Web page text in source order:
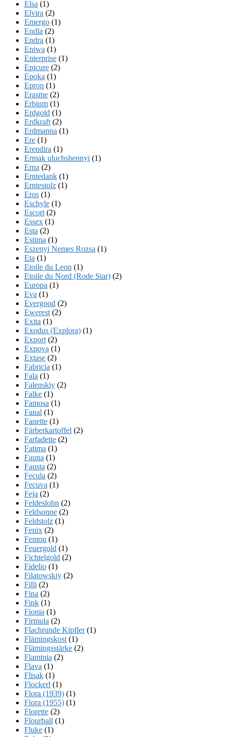
Elsa (1)
Elvira (2)
Emergo (1)
Endla (2)
Endra (1)
Eniwa (1)
Enterprise (1)
Epicure (2)
Epoka (1)
Epron (1)
Erasme (2)
Erbium (1)
Erdgold (1)
Erdkraft (2)
Erdmanna (1)
Ere (1)
Erendira (1)
Ermak uluchshennyi (1)
Erna (2)
Erntedank (1)
Erntestolz (1)
Eros (1)
Eschyle (1)
Escort (2)
Essex (1)
Esta (2)
Estima (1)
Eszenyi Nemes Rozsa (1)
Eta (1)
Etoile du Leon (1)
Etoile du Nord (Rode Star) (2)
Europa (1)
Eva (1)
Evergood (2)
Ewerest (2)
Exita (1)
Exodus (Explora) (1)
Export (2)
Expova (1)
Extase (2)
Fabricia (1)
Fala (1)
Falenskiy (2)
Falke (1)
Famosa (1)
Fanal (1)
Fanette (1)
Färberkartoffel (2)
Farfadette (2)
Fatima (1)
Fauna (1)
Fausta (2)
Fecula (2)
Fecuva (1)
Feja (2)
Feldeslohn (2)
Feldsonne (2)
Feldstolz (1)
Fenix (2)
Fenton (1)
Feuergold (1)
Fichtelgold (2)
Fidelio (1)
Filatowskiy (2)
Filli (2)
Fina (2)
Fink (1)
Fionia (1)
Firmula (2)
Flachrunde Kipfler(1)
Flämingskost (1)
Flämingsstärke (2)
Flaminia (2)
Flava (1)
Flisak (1)
Flockerl (1)
Flora (1939) (1)
Flora (1955) (1)
Florette (2)
Flourball (1)
Fluke (1)